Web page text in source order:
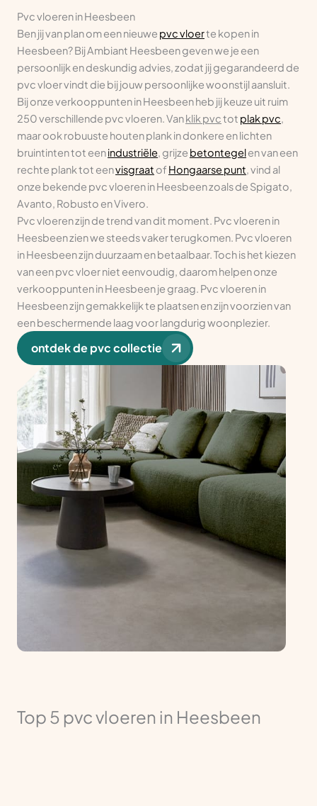
Pvc vloeren in Heesbeen
Ben jij van plan om een nieuwe pvc vloerte kopen in
Heesbeen? Bij Ambiant Heesbeen geven we je een
persoonlijk en deskundig advies, zodat jij gegarandeerd de
pvc vloer vindt die bij jouw persoonlijke woonstijl aansluit.
Bij onze verkooppunten in Heesbeen heb jij keuze uit ruim
250 verschillende pvc vloeren. Vanklik pvctot plak pvc,
maar ook robuuste houten plank in donkere en lichten
bruintinten tot eenindustriële, grijze betontegelen van een
rechte plank tot eenvisgraat of Hongaarse punt, vind al
onze bekende pvc vloeren in Heesbeen zoals de Spigato,
Avanto, Robusto en Vivero.
Pvc vloeren zijn de trend van dit moment. Pvc vloeren in
Heesbeen zien we steeds vaker terugkomen. Pvc vloeren
in Heesbeen zijn duurzaam en betaalbaar. Toch is het kiezen
van een pvc vloer niet eenvoudig, daarom helpen onze
verkooppunten in Heesbeen je graag. Pvc vloeren in
Heesbeen zijn gemakkelijk te plaatsen en zijn voorzien van
een beschermende laag voor langdurig woonplezier.
ontdek de pvc collectie
Top 5 pvc vloeren in Heesbeen